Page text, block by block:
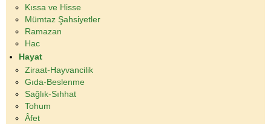
Kıssa ve Hisse
Mümtaz Şahsiyetler
Ramazan
Hac
Hayat
Ziraat-Hayvancilik
Gıda-Beslenme
Sağlık-Sıhhat
Tohum
Âfet